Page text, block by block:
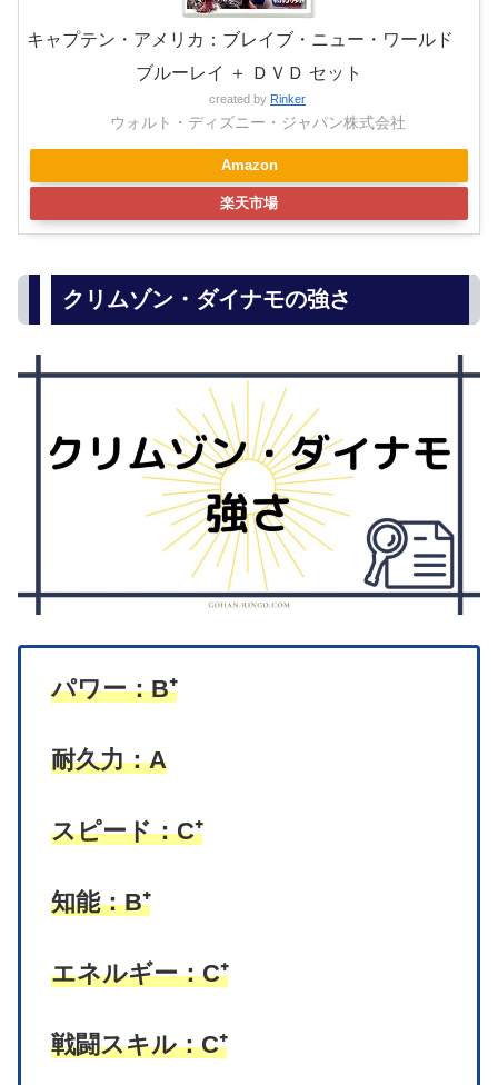
キャプテン・アメリカ：ブレイブ・ニュー・ワールド
ブルーレイ ＋ ＤＶＤ セット
created by Rinker
ウォルト・ディズニー・ジャパン株式会社
Amazon
楽天市場
クリムゾン・ダイナモの強さ
パワー：B⁺
耐久力：A
スピード：C⁺
知能：B⁺
エネルギー：C⁺
戦闘スキル：C⁺